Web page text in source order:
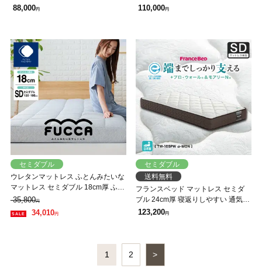
良い 防ダニ 抗菌 防臭 高密度連続ス
88,000円
良い 防ダニ 抗菌 防臭 高密度連続ス
110,000円
セミダブル
ウレタンマットレス ふとんみたいな
マットレス セミダブル 18cm厚 ふと
ん屋さんのマットレス 高反発マット
レス 敷ふとん グレー
35,800円
34,010円
セミダブル
送料無料
フランスベッド マットレス セミダ
ブル 24cm厚 寝返りしやすい 通気性
良い 防ダニ 抗菌 防臭 高密度連続ス
123,200円
1 2 >